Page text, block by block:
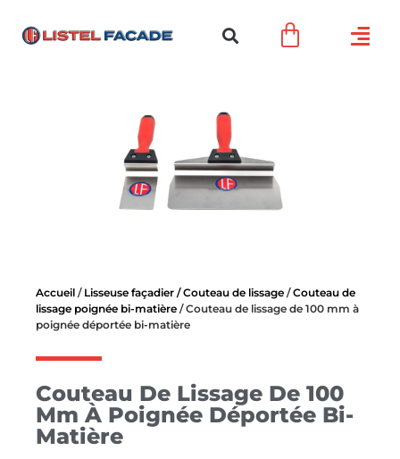
Accueil / Lisseuse façadier / Couteau de lissage /Couteau de
lissage poignée bi-matière / Couteau de lissage de 100 mm à
poignée déportée bi-matière
Couteau De Lissage De 100
Mm À Poignée Déportée Bi-
Matière